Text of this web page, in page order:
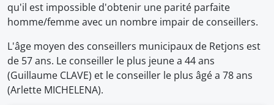
qu'il est impossible d'obtenir une parité parfaite
homme/femme avec un nombre impair de conseillers.
L'âge moyen des conseillers municipaux de Retjons est
de 57 ans. Le conseiller le plus jeune a 44 ans
(Guillaume CLAVE) et le conseiller le plus âgé a 78 ans
(Arlette MICHELENA).